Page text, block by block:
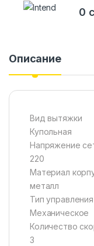
0
Описание
Вид вытяжки
Купольная
Напряжение
220
Материал
металл
Тип управления
Механическое
Количество
3